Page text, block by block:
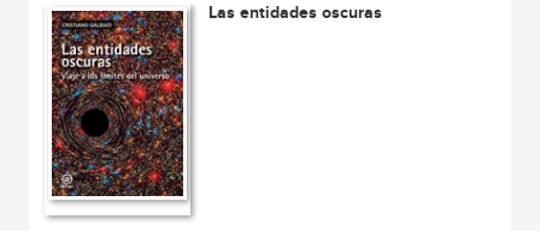
Las entidades oscuras